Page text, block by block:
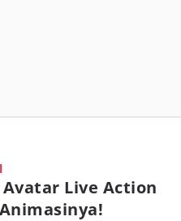
Live Action